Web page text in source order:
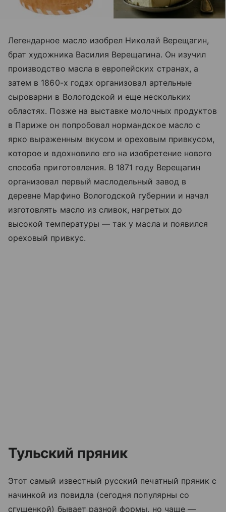
Легендарное масло изобрел Николай Верещагин,
брат художника Василия Верещагина. Он изучил
производство масла в европейских странах, а
затем в 1860-х годах организовал артельные
сыроварни в Вологодской и еще нескольких
областях. Позже на выставке молочных продуктов
в Париже он попробовал нормандское масло с
ярко выраженным вкусом и ореховым привкусом,
которое и вдохновило его на изобретение нового
способа приготовления. В 1871 году Верещагин
организовал первый маслодельный завод в
деревне Марфино Вологодской губернии и начал
изготовлять масло из сливок, нагретых до
высокой температуры — так у масла и появился
ореховый привкус.
Тульский пряник
Этот самый известный русский печатный пряник с
начинкой из повидла (сегодня популярны со
сгущенкой) бывает разной формы, но чаще —